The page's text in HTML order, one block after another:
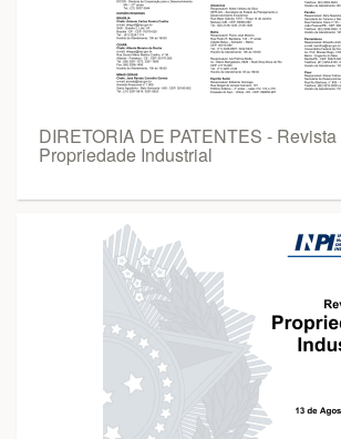
DIRETORIA DE PATENTES -
Propriedade Industrial